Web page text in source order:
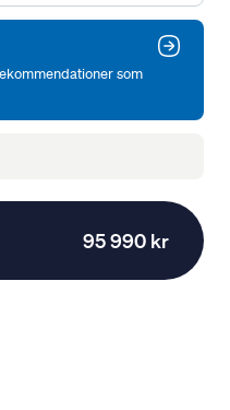
som
95 990 kr